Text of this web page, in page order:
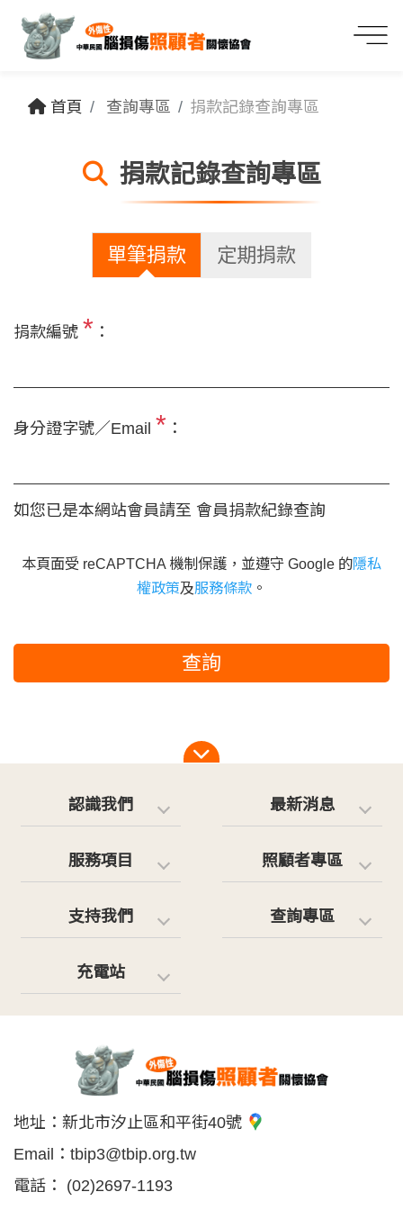
首頁 查詢專區 捐款記錄查詢專區
捐款記錄查詢專區
單筆捐款 定期捐款
捐款編號 * ：
身分證字號／Email * ：
如您已是本網站會員請至 會員捐款紀錄查詢
本頁面受 reCAPTCHA 機制保護，並遵守 Google 的隱私
權政策及服務條款 。
查詢
認識我們 最新消息
服務項目 照顧者專區
支持我們 查詢專區
充電站
地址： 新北市汐止區和平街40號
Email： tbip3@tbip.org.tw
電話：
(02)2697-1193